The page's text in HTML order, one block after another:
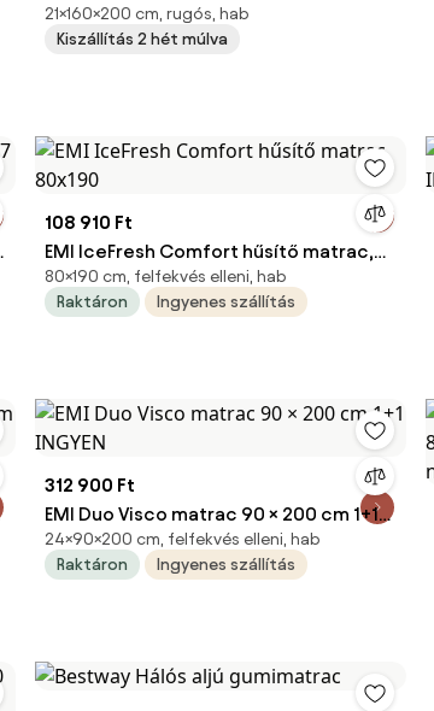
160 x 200 cm Matracvédő: Matracvédő
nélkül
21×160×200 cm, rugós, hab
Kiszállítás 2 hét múlva
108 910 Ft
EMI IceFresh Comfort hűsítő matrac,
80x190
80×190 cm, felfekvés elleni, hab
Raktáron
Ingyenes szállítás
312 900 Ft
EMI Duo Visco matrac 90 × 200 cm 1+1
INGYEN
24×90×200 cm, felfekvés elleni, hab
Raktáron
Ingyenes szállítás